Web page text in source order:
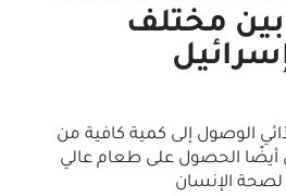
مختلف
الوصول إلى كمية كافية من
أيضًا الحصول على طعام عالي
لصحة الإنسان